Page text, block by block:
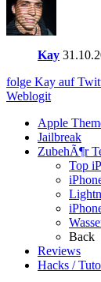
Kay
folge Kay auf
Weblogit
Apple
Jailbreak
ZubehÃ¶r
Top
Back
Reviews
Hacks /